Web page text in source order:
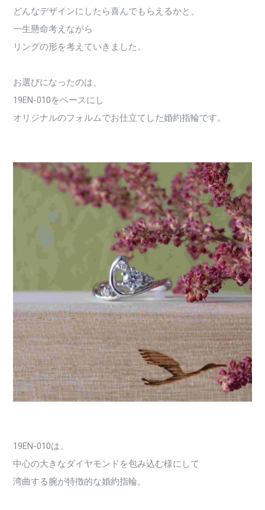
どんなデザインにしたら喜んでもらえるかと、
一生懸命考えながら
リングの形を考えていきました。
お選びになったのは、
19EN-010をベースにし
オリジナルのフォルムでお仕立てした婚約指輪です。
19EN-010は、
中心の大きなダイヤモンドを包み込む様にして
湾曲する腕が特徴的な婚約指輪。